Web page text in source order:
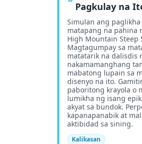
Pagkulay na
Simulan ang
matapang na pahina
High Mountain Steep
Magtagumpay sa
matatarik na dalisdis
nakamamanghang
mabatong lupain sa
disenyo na ito.
paboritong krayola o
lumikha ng isang
akyat sa bundok.
kapanapanabik at
aktibidad sa sining.
Kalikasan